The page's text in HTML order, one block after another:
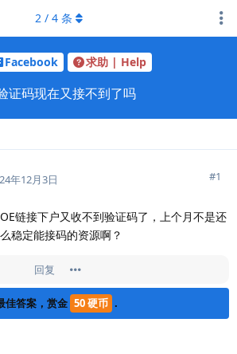
Facebook 求助 | Help
证码现在又接不到了吗
2 / 4 条
年12月3日 #1
链接下户又收不到验证码了，上个月不是还
稳定能接码的资源啊？
回复
佳答案，赏金 50 硬币 .